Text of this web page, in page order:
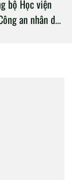
bộ Học viện
an nhân dân